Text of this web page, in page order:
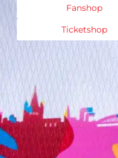
Fanshop
Ticketshop